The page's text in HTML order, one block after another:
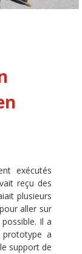
exécutés
reçu des
plusieurs
aller sur
Il a
a
support de